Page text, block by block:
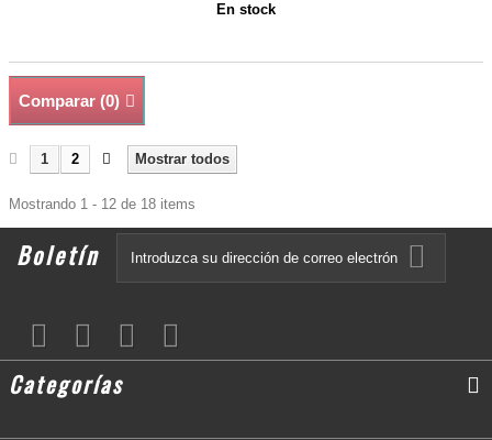
En stock
Comparar (0)
Mostrar todos
1 2
Mostrando 1 - 12 de 18 items
Boletín
Categorías